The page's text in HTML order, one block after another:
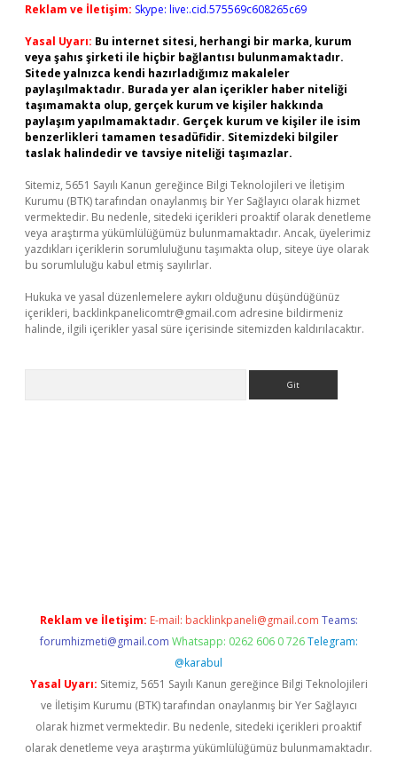
Reklam ve İletişim: Skype: live:.cid.575569c608265c69
Yasal Uyarı: Bu internet sitesi, herhangi bir marka, kurum
veya şahıs şirketi ile hiçbir bağlantısı bulunmamaktadır.
Sitede yalnızca kendi hazırladığımız makaleler
paylaşılmaktadır. Burada yer alan içerikler haber niteliği
taşımamakta olup, gerçek kurum ve kişiler hakkında
paylaşım yapılmamaktadır. Gerçek kurum ve kişiler ile isim
benzerlikleri tamamen tesadüfidir. Sitemizdeki bilgiler
taslak halindedir ve tavsiye niteliği taşımazlar.
Sitemiz, 5651 Sayılı Kanun gereğince Bilgi Teknolojileri ve İletişim
Kurumu (BTK) tarafından onaylanmış bir Yer Sağlayıcı olarak hizmet
vermektedir. Bu nedenle, sitedeki içerikleri proaktif olarak denetleme
veya araştırma yükümlülüğümüz bulunmamaktadır. Ancak, üyelerimiz
yazdıkları içeriklerin sorumluluğunu taşımakta olup, siteye üye olarak
bu sorumluluğu kabul etmiş sayılırlar.
Hukuka ve yasal düzenlemelere aykırı olduğunu düşündüğünüz
içerikleri, backlinkpanelicomtr@gmail.com adresine bildirmeniz
halinde, ilgili içerikler yasal süre içerisinde sitemizden kaldırılacaktır.
Reklam ve İletişim: E-mail: backlinkpaneli@gmail.com Teams:
forumhizmeti@gmail.com Whatsapp: 0262 606 0 726 Telegram:
@karabul
Yasal Uyarı: Sitemiz, 5651 Sayılı Kanun gereğince Bilgi Teknolojileri
ve İletişim Kurumu (BTK) tarafından onaylanmış bir Yer Sağlayıcı
olarak hizmet vermektedir. Bu nedenle, sitedeki içerikleri proaktif
olarak denetleme veya araştırma yükümlülüğümüz bulunmamaktadır.